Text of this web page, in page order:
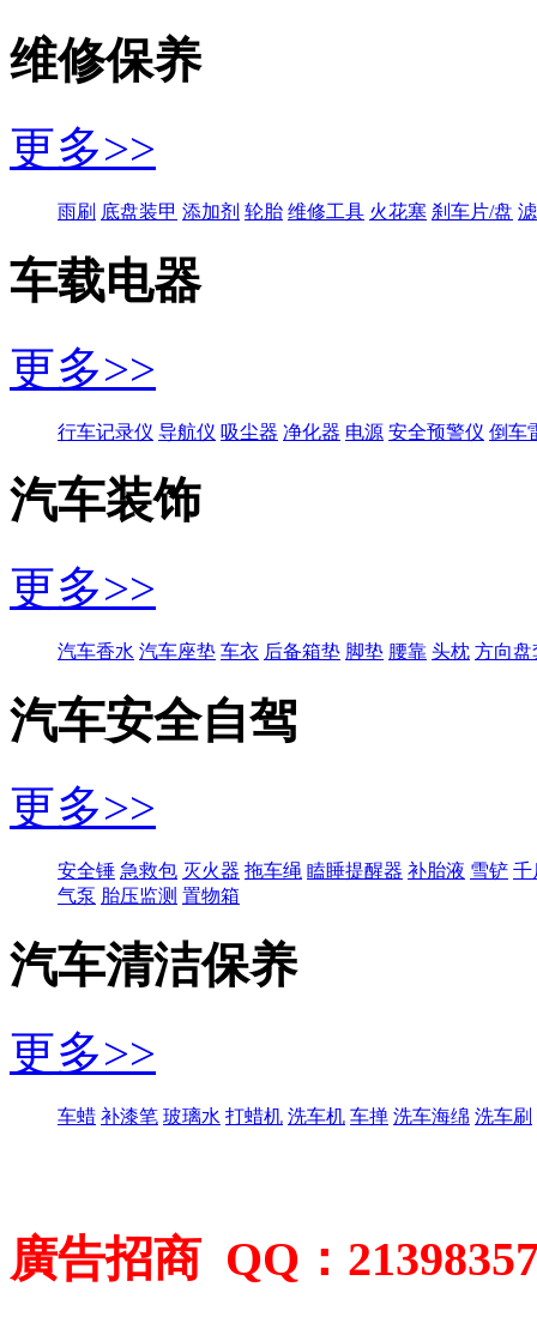
维修保养
更多>>
雨刷 底盘装甲 添加剂 轮胎 维修工具 火花塞 刹车片/盘
车载电器
更多>>
行车记录仪 导航仪 吸尘器 净化器 电源 安全预警仪 倒车
汽车装饰
更多>>
汽车香水 汽车座垫 车衣 后备箱垫 脚垫 腰靠 头枕 方向盘
汽车安全自驾
更多>>
安全锤 急救包 灭火器 拖车绳 瞌睡提醒器 补胎液 雪铲 千
气泵 胎压监测 置物箱
汽车清洁保养
更多>>
车蜡 补漆笔 玻璃水 打蜡机 洗车机 车掸 洗车海绵 洗车刷
廣告招商 QQ：